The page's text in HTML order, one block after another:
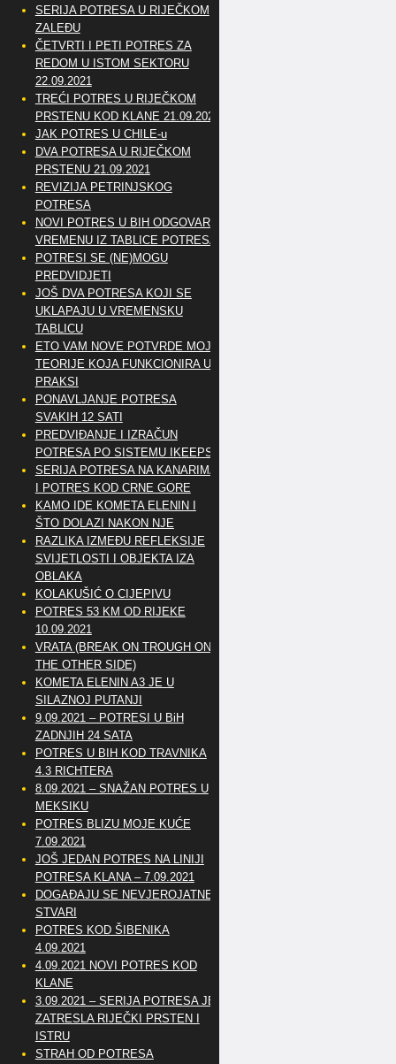
SERIJA POTRESA U RIJEČKOM
ZALEĐU
ČETVRTI I PETI POTRES ZA
REDOM U ISTOM SEKTORU
22.09.2021
TREĆI POTRES U RIJEČKOM
PRSTENU KOD KLANE 21.09.2021
JAK POTRES U CHILE-u
DVA POTRESA U RIJEČKOM
PRSTENU 21.09.2021
REVIZIJA PETRINJSKOG
POTRESA
NOVI POTRES U BIH ODGOVARA
VREMENU IZ TABLICE POTRESA
POTRESI SE (NE)MOGU
PREDVIDJETI
JOŠ DVA POTRESA KOJI SE
UKLAPAJU U VREMENSKU
TABLICU
ETO VAM NOVE POTVRDE MOJE
TEORIJE KOJA FUNKCIONIRA U
PRAKSI
PONAVLJANJE POTRESA
SVAKIH 12 SATI
PREDVIĐANJE I IZRAČUN
POTRESA PO SISTEMU IKEEPS
SERIJA POTRESA NA KANARIMA
I POTRES KOD CRNE GORE
KAMO IDE KOMETA ELENIN I
ŠTO DOLAZI NAKON NJE
RAZLIKA IZMEĐU REFLEKSIJE
SVIJETLOSTI I OBJEKTA IZA
OBLAKA
KOLAKUŠIĆ O CIJEPIVU
POTRES 53 KM OD RIJEKE
10.09.2021
VRATA (BREAK ON TROUGH ON
THE OTHER SIDE)
KOMETA ELENIN A3 JE U
SILAZNOJ PUTANJI
9.09.2021 – POTRESI U BiH
ZADNJIH 24 SATA
POTRES U BIH KOD TRAVNIKA
4.3 RICHTERA
8.09.2021 – SNAŽAN POTRES U
MEKSIKU
POTRES BLIZU MOJE KUĆE
7.09.2021
JOŠ JEDAN POTRES NA LINIJI
POTRESA KLANA – 7.09.2021
DOGAĐAJU SE NEVJEROJATNE
STVARI
POTRES KOD ŠIBENIKA
4.09.2021
4.09.2021 NOVI POTRES KOD
KLANE
3.09.2021 – SERIJA POTRESA JE
ZATRESLA RIJEČKI PRSTEN I
ISTRU
STRAH OD POTRESA